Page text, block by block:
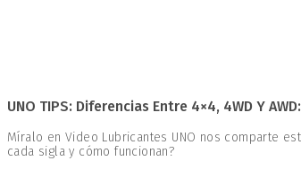
UNO TIPS: Diferencias Entre 4×4, 4WD Y
Míralo en Video Lubricantes UNO nos comparte
cada sigla y cómo funcionan?